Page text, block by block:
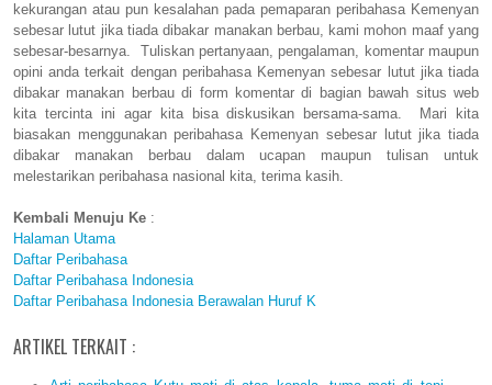
kekurangan atau pun kesalahan pada pemaparan peribahasa Kemenyan
sebesar lutut jika tiada dibakar manakan berbau, kami mohon maaf yang
sebesar-besarnya. Tuliskan pertanyaan, pengalaman, komentar maupun
opini anda terkait dengan peribahasa Kemenyan sebesar lutut jika tiada
dibakar manakan berbau di form komentar di bagian bawah situs web
kita tercinta ini agar kita bisa diskusikan bersama-sama. Mari kita
biasakan menggunakan peribahasa Kemenyan sebesar lutut jika tiada
dibakar manakan berbau dalam ucapan maupun tulisan untuk
melestarikan peribahasa nasional kita, terima kasih.
Kembali Menuju Ke :
Halaman Utama
Daftar Peribahasa
Daftar Peribahasa Indonesia
Daftar Peribahasa Indonesia Berawalan Huruf K
ARTIKEL TERKAIT :